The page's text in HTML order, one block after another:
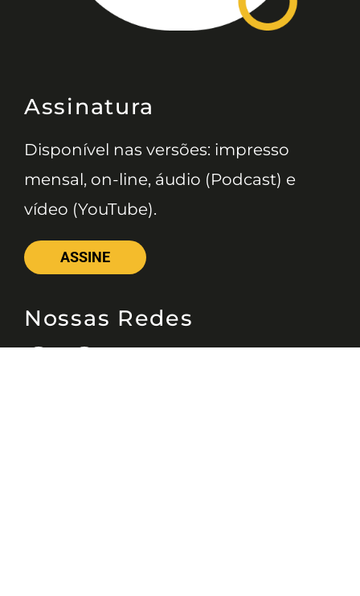
Assinatura
Disponível nas versões: impresso
mensal, on-line, áudio (Podcast) e
vídeo (YouTube).
ASSINE
Nossas Redes